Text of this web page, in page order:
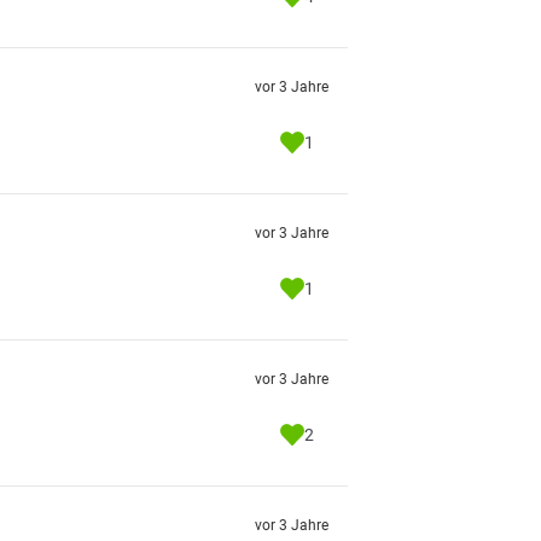
vor 3 Jahre
1
vor 3 Jahre
1
vor 3 Jahre
2
vor 3 Jahre